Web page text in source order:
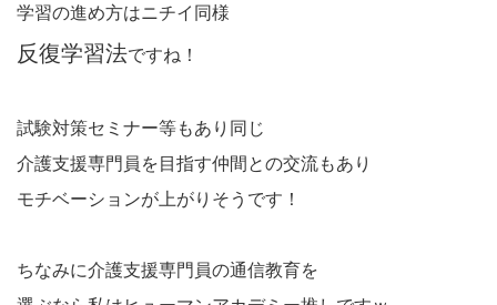
学習の進め方はニチイ同様
反復学習法ですね！
試験対策セミナー等もあり同じ
介護支援専門員を目指す仲間との交流もあり
モチベーションが上がりそうです！
ちなみに介護支援専門員の通信教育を